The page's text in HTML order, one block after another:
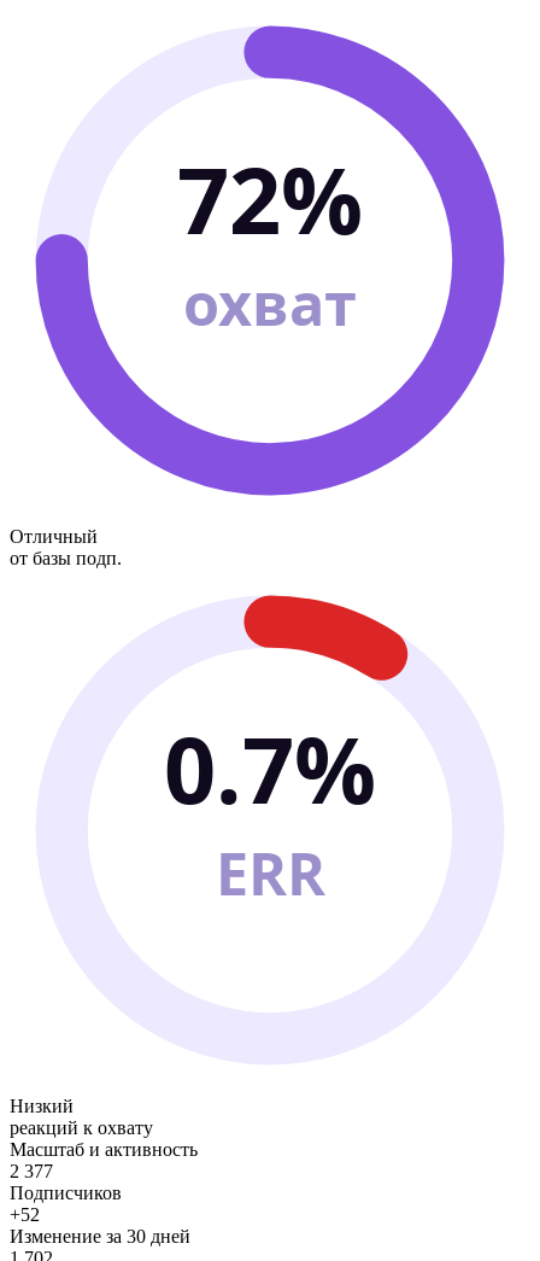
72%
охват
Отличный
от базы подп.
0.7%
ERR
Низкий
реакций к охвату
Масштаб и активность
2 377
Подписчиков
+52
Изменение за 30 дней